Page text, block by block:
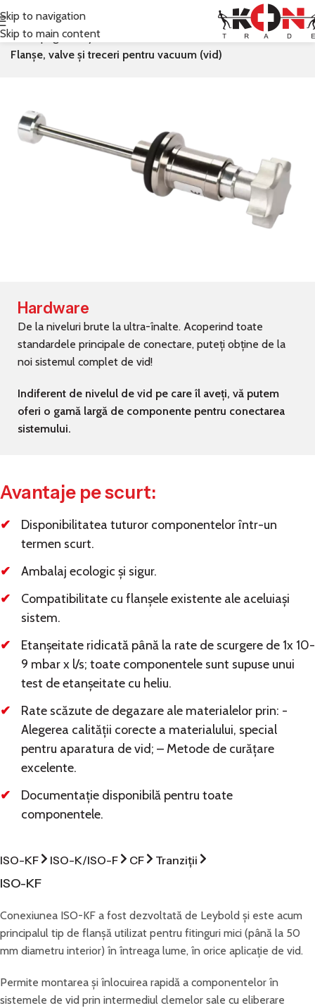
Skip to navigation
Skip to main content
Prima pagină Leybold
Flanșe, valve și treceri pentru vacuum (vid)
Hardware
De la niveluri brute la ultra-înalte. Acoperind toate
standardele principale de conectare, puteți obține de la
noi sistemul complet de vid!
Indiferent de nivelul de vid pe care îl aveți, vă putem
oferi o gamă largă de componente pentru conectarea
sistemului.
Avantaje pe scurt:
Disponibilitatea tuturor componentelor într-un
termen scurt.
Ambalaj ecologic și sigur.
Compatibilitate cu flanșele existente ale aceluiași
sistem.
Etanșeitate ridicată până la rate de scurgere de 1x 10-
9 mbarx l/s; toate componentele sunt supuse unui
test de etanșeitate cu heliu.
Rate scăzute de degazare ale materialelor prin: -
Alegerea calității corecte a materialului, special
pentru aparatura de vid; – Metode de curățare
excelente.
Documentație disponibilă pentru toate
componentele.
ISO-KF ISO-K/ISO-F CF Tranziții
ISO-KF
Conexiunea ISO-KF a fost dezvoltată de Leybold și este acum
principalul tip de flanșă utilizat pentru fitinguri mici (până la 50
mm diametru interior) în întreaga lume, în orice aplicație de vid.
Permite montarea și înlocuirea rapidă a componentelor în
sistemele de vid prin intermediul clemelor sale cu eliberare